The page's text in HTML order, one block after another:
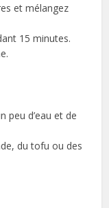
et mélangez
15 minutes.
peu d’eau et de
du tofu ou des